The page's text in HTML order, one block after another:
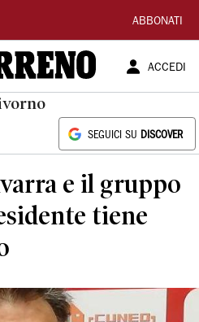
ABBONATI
ACCEDI
SEGUICI SU DISCOVER
e il gruppo
tiene